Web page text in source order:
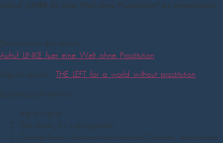
Aufruf „LINKE für eine Welt ohne Prostitution“ zu unterstützen!
Druckversion des Aufrufs:
Aufruf_LINKE_fuer_eine_Welt_ohne_Prostitution
English version: THE_LEFT_for_a_world_without_prostitution
ErstunterzeichnerInnen:
Ingrid Aigner
Elke Bauer, KV Ludwigshafen
Dietmar Brach, Beisitzer Kreisvorstand Cochem, Vorsitzender